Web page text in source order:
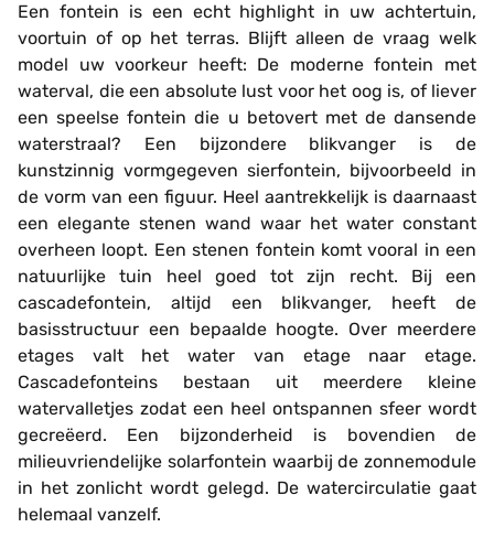
Een fontein is een echt highlight in uw achtertuin,
voortuin of op het terras. Blijft alleen de vraag welk
model uw voorkeur heeft: De moderne fontein met
waterval, die een absolute lust voor het oog is, of liever
een speelse fontein die u betovert met de dansende
waterstraal? Een bijzondere blikvanger is de
kunstzinnig vormgegeven sierfontein, bijvoorbeeld in
de vorm van een figuur. Heel aantrekkelijk is daarnaast
een elegante stenen wand waar het water constant
overheen loopt. Een stenen fontein komt vooral in een
natuurlijke tuin heel goed tot zijn recht. Bij een
cascadefontein, altijd een blikvanger, heeft de
basisstructuur een bepaalde hoogte. Over meerdere
etages valt het water van etage naar etage.
Cascadefonteins bestaan uit meerdere kleine
watervalletjes zodat een heel ontspannen sfeer wordt
gecreëerd. Een bijzonderheid is bovendien de
milieuvriendelijke solarfontein waarbij de zonnemodule
in het zonlicht wordt gelegd. De watercirculatie gaat
helemaal vanzelf.